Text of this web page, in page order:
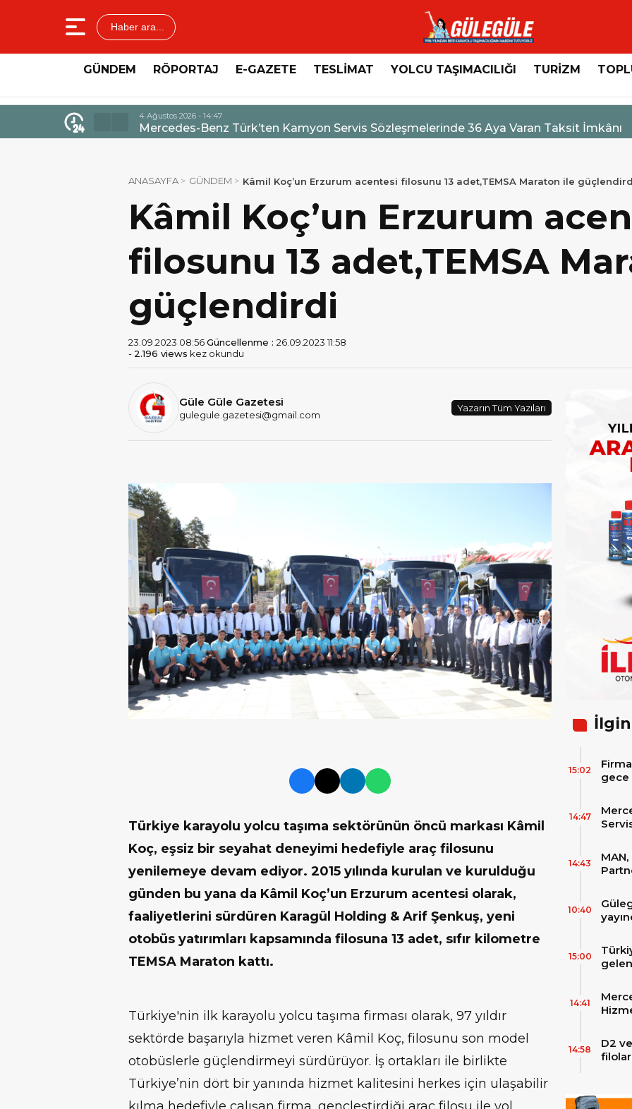
Haber ara...
GÜNDEM RÖPORTAJ E-GAZETE TESLİMAT YOLCU TAŞIMACILIĞI TURİZM
4 Ağustos 2026 - 14:47
Mercedes-Benz Türk’ten Kamyon Servis Sözleşmelerinde 36 Aya Varan Taksit İmkânı
ANASAYFA GÜNDEM Kâmil Koç’un Erzurum acentesi filosunu 13 adet,TEMSA Maraton ile
Kâmil Koç’un Erzurum
filosunu 13 adet,TEMSA
güçlendirdi
23.09.2023 08:56Güncellenme : 26.09.2023 11:58
- 2.196 views kez okundu
Güle Güle Gazetesi
gulegule.gazetesi@gmail.com
Yazarın Tüm Yazıları
Türkiye karayolu yolcu taşıma sektörünün öncü markası Kâmil
Koç, eşsiz bir seyahat deneyimi hedefiyle araç filosunu
yenilemeye devam ediyor. 2015 yılında kurulan ve kurulduğu
günden bu yana da Kâmil Koç’un Erzurum acentesi olarak,
faaliyetlerini sürdüren Karagül Holding & Arif Şenkuş, yeni
otobüs yatırımları kapsamında filosuna 13 adet, sıfır kilometre
TEMSA Maraton kattı.
Türkiye'nin ilk karayolu yolcu taşıma firması olarak, 97 yıldır
sektörde başarıyla hizmet veren Kâmil Koç, filosunu son model
otobüslerle güçlendirmeyi sürdürüyor. İş ortakları ile birlikte
Türkiye’nin dört bir yanında hizmet kalitesini herkes için ulaşabilir
gece
15:02
14:47
14:43
10:40
15:00
14:41
D2
14:58